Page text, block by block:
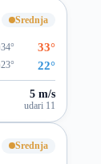
Srednja
34° 33°
23° 22°
5 m/s
udari 11
Srednja